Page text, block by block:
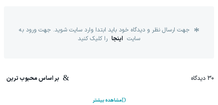
جهت ارسال نظر و دیدگاه خود باید ابتدا وارد سایت شوید. جهت ورود به
سایت اینجا را کلیک کنید
30 دیدگاه بر اساس محبوب ترین
مشاهده بیشتر